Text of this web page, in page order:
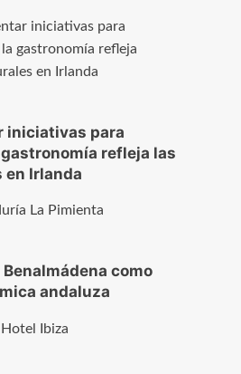
iniciativas para
refleja las
Irlanda
como
andaluza